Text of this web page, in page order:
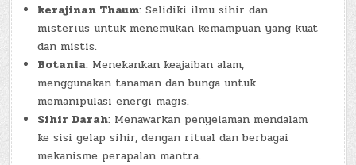
kerajinan Thaum: Selidiki ilmu sihir dan
misterius untuk menemukan kemampuan yang kuat
dan mistis.
Botania: Menekankan keajaiban alam,
menggunakan tanaman dan bunga untuk
memanipulasi energi magis.
Sihir Darah: Menawarkan penyelaman mendalam
ke sisi gelap sihir, dengan ritual dan berbagai
mekanisme perapalan mantra.